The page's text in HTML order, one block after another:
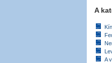
A
A